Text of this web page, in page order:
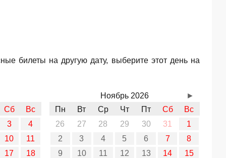
билеты на другую дату, выберите этот день на
Сб
Вс
3
4
10
11
17
18
Ноябрь 2026
Пн
Вт Ср Чт Пт Сб
Вс
26
27 28 29 30 31
1
2
3 4 5 6 7
8
9
10 11 12 13 14
15
►